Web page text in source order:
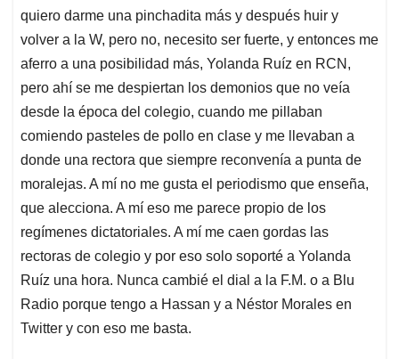
quiero darme una pinchadita más y después huir y
volver a la W, pero no, necesito ser fuerte, y entonces me
aferro a una posibilidad más, Yolanda Ruíz en RCN,
pero ahí se me despiertan los demonios que no veía
desde la época del colegio, cuando me pillaban
comiendo pasteles de pollo en clase y me llevaban a
donde una rectora que siempre reconvenía a punta de
moralejas. A mí no me gusta el periodismo que enseña,
que alecciona. A mí eso me parece propio de los
regímenes dictatoriales. A mí me caen gordas las
rectoras de colegio y por eso solo soporté a Yolanda
Ruíz una hora. Nunca cambié el dial a la F.M. o a Blu
Radio porque tengo a Hassan y a Néstor Morales en
Twitter y con eso me basta.